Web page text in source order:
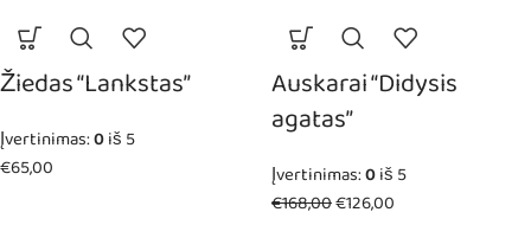
Žiedas “Lankstas”
Įvertinimas:0iš 5
€65,00
Auskarai “Didysis
agatas”
Įvertinimas:0iš 5
€168,00€126,00